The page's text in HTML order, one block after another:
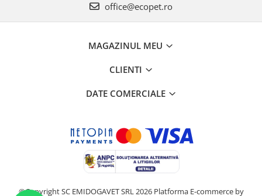
office@ecopet.ro
MAGAZINUL MEU
CLIENTI
DATE COMERCIALE
©Copyright SC EMIDOGAVET SRL 2026 Platforma E-commerce by